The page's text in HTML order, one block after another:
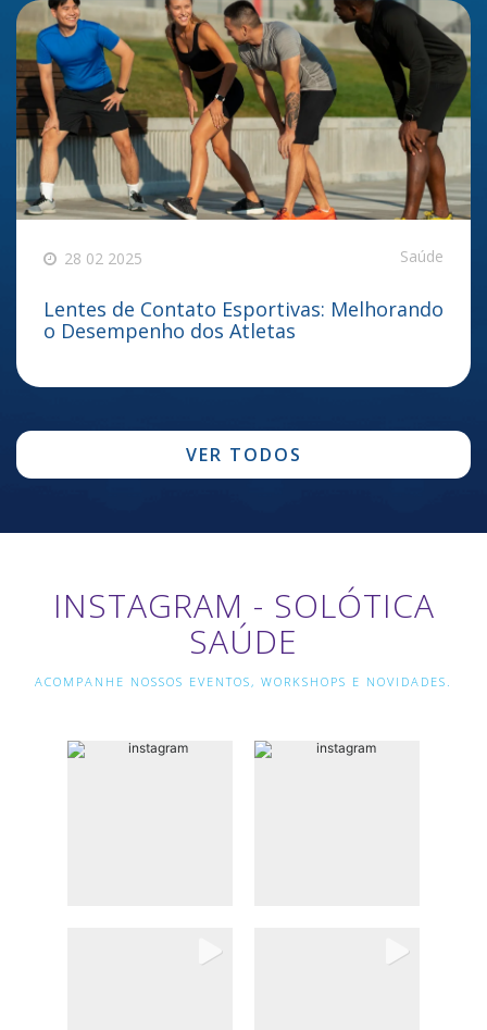
28 02 2025 Saúde
Lentes de Contato Esportivas: Melhorando
o Desempenho dos Atletas
VER TODOS
INSTAGRAM - SOLÓTICA
SAÚDE
ACOMPANHE NOSSOS EVENTOS, WORKSHOPS E NOVIDADES.